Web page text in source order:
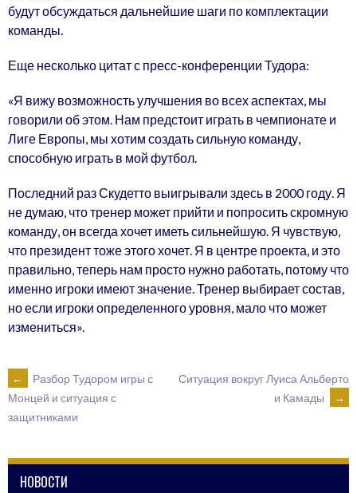
будут обсуждаться дальнейшие шаги по комплектации
команды.
Еще несколько цитат с пресс-конференции Тудора:
«Я вижу возможность улучшения во всех аспектах, мы
говорили об этом. Нам предстоит играть в чемпионате и
Лиге Европы, мы хотим создать сильную команду,
способную играть в мой футбол.
Последний раз Скудетто выигрывали здесь в 2000 году. Я
не думаю, что тренер может прийти и попросить скромную
команду, он всегда хочет иметь сильнейшую. Я чувствую,
что президент тоже этого хочет. Я в центре проекта, и это
правильно, теперь нам просто нужно работать, потому что
именно игроки имеют значение. Тренер выбирает состав,
но если игроки определенного уровня, мало что может
измениться».
POST
NAVIGATION
←
Разбор Тудором игры с
Монцей и ситуация с
защитниками
Ситуация вокруг Луиса Альберто
и Камады
→
НОВОСТИ